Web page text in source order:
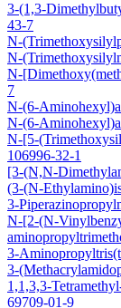
3-(1,3-
43-7
N-
N-
N-
7
N-(6-
N-(6-
N-[5-
106996-32-1
[3-(N,N-
(3-(N-
3-
N-[2-(N-
3-
3-
1,1,3,3-
69709-01-9